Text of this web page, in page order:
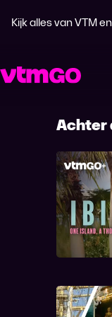
Kijk alles van VTM
Achter